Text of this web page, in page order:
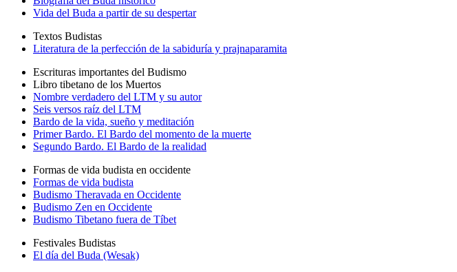
Vida del Buda a partir de su despertar
Textos Budistas
Literatura de la perfección de la sabiduría y prajnaparamita
Escrituras importantes del Budismo
Libro tibetano de los Muertos
Nombre verdadero del LTM y su autor
Seis versos raíz del LTM
Bardo de la vida, sueño y meditación
Primer Bardo. El Bardo del momento de la muerte
Segundo Bardo. El Bardo de la realidad
Formas de vida budista en occidente
Formas de vida budista
Budismo Theravada en Occidente
Budismo Zen en Occidente
Budismo Tibetano fuera de Tíbet
Festivales Budistas
El día del Buda (Wesak)